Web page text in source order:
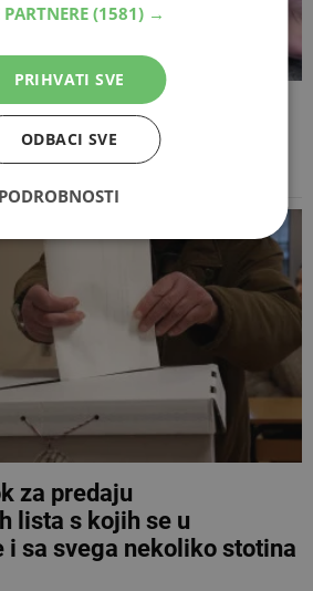
dobiva najveći
kompletan pregled od
za predaju
lista s kojih se u
i sa svega nekoliko stotina
(1581) →
PRIHVATI SVE
ODBACI SVE